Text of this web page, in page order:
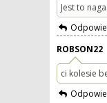
Jest to
ROBSON22
ci kolesie